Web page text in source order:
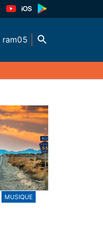
ram05
MUSIQUE